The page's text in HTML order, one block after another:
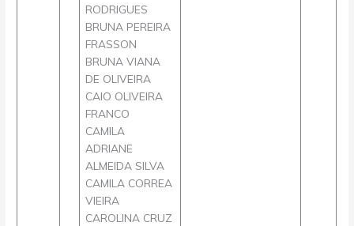
RODRIGUES
BRUNA PEREIRA
FRASSON
BRUNA VIANA
DE OLIVEIRA
CAIO OLIVEIRA
FRANCO
CAMILA
ADRIANE
ALMEIDA SILVA
CAMILA CORREA
VIEIRA
CAROLINA CRUZ